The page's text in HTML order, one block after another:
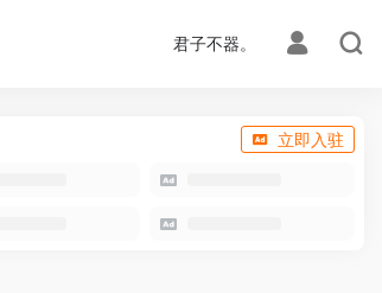
君子不器。
立即入驻